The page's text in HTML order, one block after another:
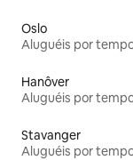
Oslo
Aluguéis por
Hanôver
Aluguéis por
Stavanger
Aluguéis por